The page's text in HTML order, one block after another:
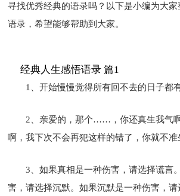
寻找优秀经典的语录吗？以下是小编为大
语录，希望能够帮助到大家。
经典人生感悟语录 篇1
1、开始慢慢觉得所有回不去的日子都
2、亲爱的，那个……，你还真生我气
啊，我下次不会再犯这样的错了，你就不准
3、如果真相是一种伤害，请选择谎言
害，请选择沉默。如果沉默是一种伤害，请